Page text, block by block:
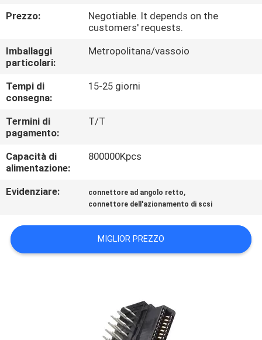
QUALITÀ
CONTATTICI
RICHIEDA
CITAZIONE
MAPPA
DEL
PRIVACY
Prezzo:
Negotiable. It depends on the
customers' requests.
Imballaggi
particolari:
Metropolitana/vassoio
Tempi di
consegna:
15-25 giorni
Termini di
pagamento:
T/T
Capacità di
alimentazione:
800000Kpcs
Evidenziare: connettore ad angolo retto,
connettore dell'azionamento di scsi
MIGLIOR PREZZO